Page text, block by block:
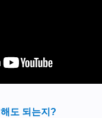
도 되는지?